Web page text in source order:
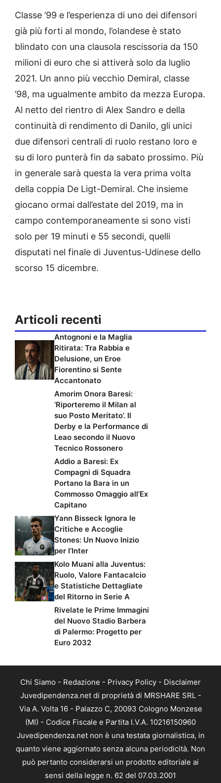
Classe ’99 e l’esperienza di uno dei difensori
già più forti al mondo, l’olandese è stato
blindato con una clausola rescissoria da 150
milioni di euro che si attiverà solo da luglio
2021. Un anno più vecchio Demiral, classe
’98, ma ugualmente ambito da mezza Europa.
Al netto del rientro di Alex Sandro e della
continuità di rendimento di Danilo, gli unici
due difensori centrali di ruolo restano loro e
su di loro punterà fin da sabato prossimo. Più
in generale sarà questa la vera prima volta
della coppia De Ligt-Demiral. Che insieme
giocano ormai dall’estate del 2019, ma in
campo contemporaneamente si sono visti
solo per 19 minuti e 55 secondi, quelli
disputati nel finale di Juventus-Udinese dello
scorso 15 dicembre.
Articoli recenti
Antognoni e la Maglia
Ritirata: Tra Rabbia e
Delusione, un Eroe
Fiorentino si Sente
Accantonato
Amorim Onora Baresi:
‘Riporteremo il Milan al
suo Posto Meritato’. Il
Derby e la Performance di
Leao secondo il Nuovo
Tecnico Rossonero
Addio a Baresi: Ex
Compagni di Squadra
Portano la Bara in un
Commosso Omaggio all’Ex
Capitano
Yann Bisseck Ignora le
Critiche e Accoglie
Stones: Un Nuovo Inizio
per l’Inter
Kolo Muani alla Juventus:
Ruolo, Valore Fantacalcio
e Statistiche Dettagliate
del Ritorno in Serie A
Rivelate le Prime Immagini
del Nuovo Stadio Barbera
di Palermo: Progetto per
Euro 2032
Chi Siamo - Redazione - Privacy Policy - Disclaimer
Juvedipendenza.net di proprietà di MRSHARE SRL -
Via A. Volta 16 - Palazzo C, 20093 Cologno Monzese
(MI) - Codice Fiscale e Partita I.V.A. 10216150960
Juvedipendenza.net non è una testata giornalistica, in
quanto viene aggiornato senza alcuna periodicità. Non
può pertanto considerarsi un prodotto editoriale ai
sensi della legge n. 62 del 07.03.2001